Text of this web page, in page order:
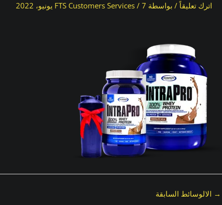
اترك تعليقاً / بواسطة FTS Customers Services / 7 يونيو، 2022
→ الالوسائط السابقة